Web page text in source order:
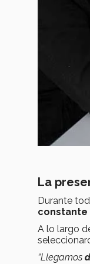
La
Durante
constante
A lo largo
“Llegamos